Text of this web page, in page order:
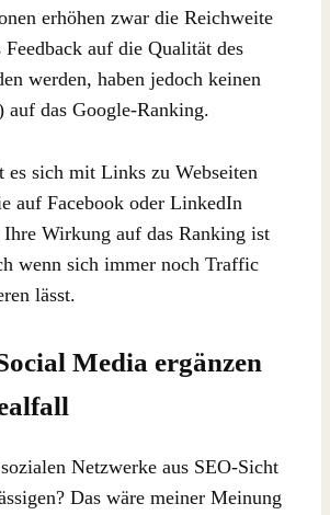
erhöhen zwar die Reichweite
auf die Qualität des
werden, haben jedoch keinen
auf das Google-Ranking.
es sich mit Links zu Webseiten
auf Facebook oder LinkedIn
Wirkung auf das Ranking ist
wenn sich immer noch Traffic
lässt.
Media ergänzen
Netzwerke aus SEO-Sicht
Das wäre meiner Meinung